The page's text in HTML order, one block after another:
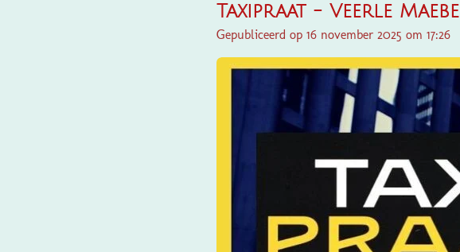
Taxipraat - Veerle Maebe
Gepubliceerd op 16 november 2025 om 17:26